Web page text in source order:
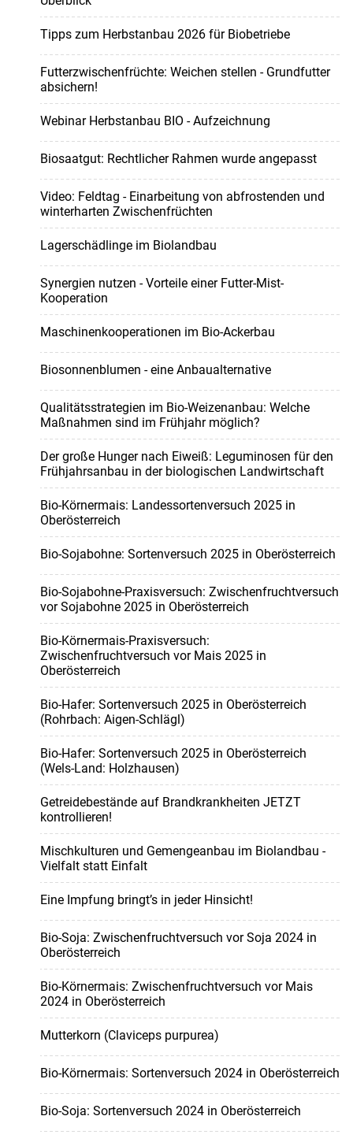
Tipps zum Herbstanbau 2026 für Biobetriebe
Futterzwischenfrüchte: Weichen stellen - Grundfutter
absichern!
Webinar Herbstanbau BIO - Aufzeichnung
Biosaatgut: Rechtlicher Rahmen wurde angepasst
Video: Feldtag - Einarbeitung von abfrostenden und
winterharten Zwischenfrüchten
Lagerschädlinge im Biolandbau
Synergien nutzen - Vorteile einer Futter-Mist-
Kooperation
Maschinenkooperationen im Bio-Ackerbau
Biosonnenblumen - eine Anbaualternative
Qualitätsstrategien im Bio-Weizenanbau: Welche
Maßnahmen sind im Frühjahr möglich?
Der große Hunger nach Eiweiß: Leguminosen für den
Frühjahrsanbau in der biologischen Landwirtschaft
Bio-Körnermais: Landessortenversuch 2025 in
Oberösterreich
Bio-Sojabohne: Sortenversuch 2025 in Oberösterreich
Bio-Sojabohne-Praxisversuch: Zwischenfruchtversuch
vor Sojabohne 2025 in Oberösterreich
Bio-Körnermais-Praxisversuch:
Zwischenfruchtversuch vor Mais 2025 in
Oberösterreich
Bio-Hafer: Sortenversuch 2025 in Oberösterreich
(Rohrbach: Aigen-Schlägl)
Bio-Hafer: Sortenversuch 2025 in Oberösterreich
(Wels-Land: Holzhausen)
Getreidebestände auf Brandkrankheiten JETZT
kontrollieren!
Mischkulturen und Gemengeanbau im Biolandbau -
Vielfalt statt Einfalt
Eine Impfung bringt’s in jeder Hinsicht!
Bio-Soja: Zwischenfruchtversuch vor Soja 2024 in
Oberösterreich
Bio-Körnermais: Zwischenfruchtversuch vor Mais
2024 in Oberösterreich
Mutterkorn (Claviceps purpurea)
Bio-Körnermais: Sortenversuch 2024 in Oberösterreich
Bio-Soja: Sortenversuch 2024 in Oberösterreich